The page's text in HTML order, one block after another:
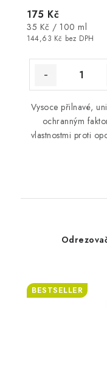
144,63 Kč bez DPH
175 Kč
Měrná
cena:
35 Kč / 100 ml
Vysoce přilnavé,
ochranným
vlastnostmi proti
BESTSELLER